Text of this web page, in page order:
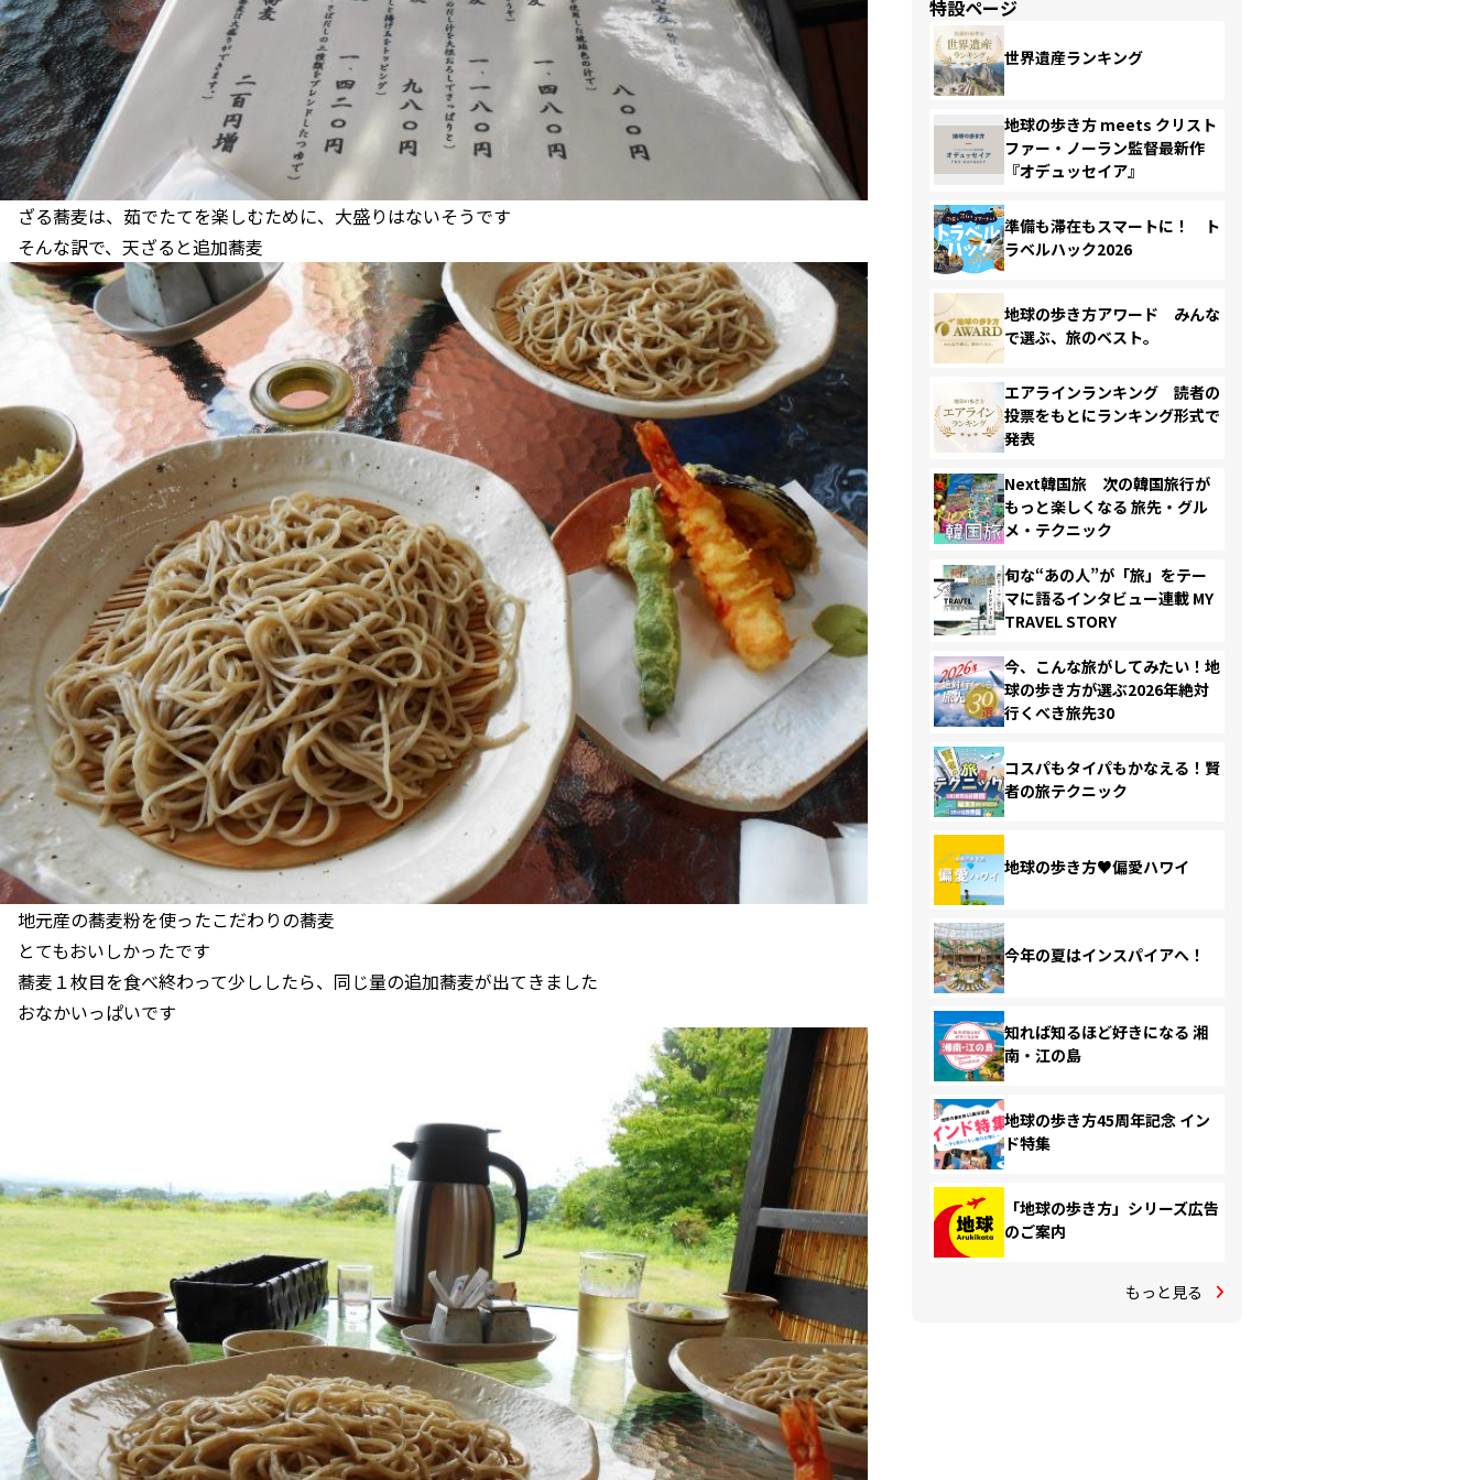
ざる蕎麦は、茹でたてを楽しむために、大盛りはないそうです
そんな訳で、天ざると追加蕎麦
地元産の蕎麦粉を使ったこだわりの蕎麦
とてもおいしかったです
蕎麦１枚目を食べ終わって少ししたら、同じ量の追加蕎麦が出てきました
おなかいっぱいです
特設ページ
世界遺産ランキング
地球の歩き方 meets クリスト
ファー・ノーラン監督最新作
『オデュッセイア』
準備も滞在もスマートに！ ト
ラベルハック2026
地球の歩き方アワード みんな
で選ぶ、旅のベスト。
エアラインランキング 読者の
投票をもとにランキング形式で
発表
Next韓国旅 次の韓国旅行が
もっと楽しくなる 旅先・グル
メ・テクニック
旬な“あの人”が「旅」をテー
マに語るインタビュー連載 MY
TRAVEL STORY
今、こんな旅がしてみたい！地
球の歩き方が選ぶ2026年絶対
行くべき旅先30
コスパもタイパもかなえる！賢
者の旅テクニック
地球の歩き方♥偏愛ハワイ
今年の夏はインスパイアへ！
知れば知るほど好きになる 湘
南・江の島
地球の歩き方45周年記念 イン
ド特集
「地球の歩き方」シリーズ広告
のご案内
もっと見る